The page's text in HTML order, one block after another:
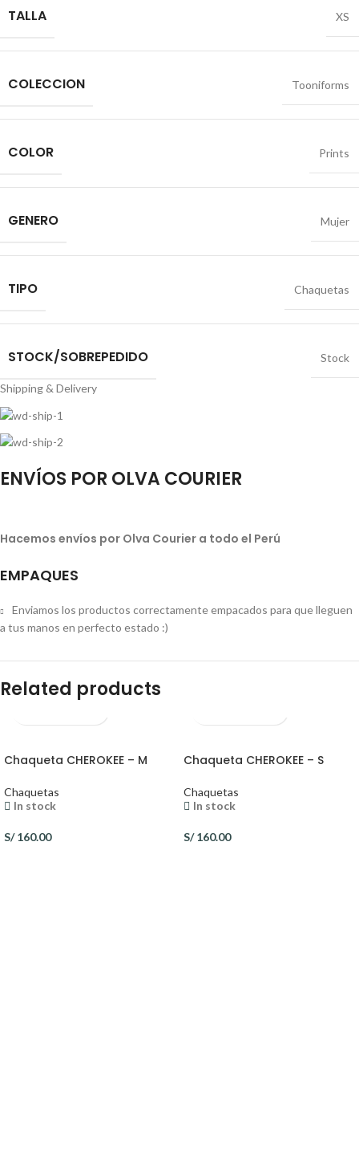
TALLA XS
COLECCION Tooniforms
COLOR Prints
GENERO Mujer
TIPO Chaquetas
STOCK/SOBREPEDIDO Stock
Shipping & Delivery
ENVÍOS POR OLVA COURIER
Hacemos envíos por Olva Courier a todo el Perú
EMPAQUES
Enviamos los productos correctamente empacados para que lleguen
a tus manos en perfecto estado :)
Related products
Chaqueta CHEROKEE – M
Chaquetas
In stock
S/160.00
Chaqueta CHEROKEE – S
Chaquetas
In stock
S/160.00